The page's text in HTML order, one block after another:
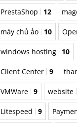
PrestaShop 12
máy chủ ảo 10
windows hosting 10
Client Center 9
VMWare 9 website
Litespeed 9